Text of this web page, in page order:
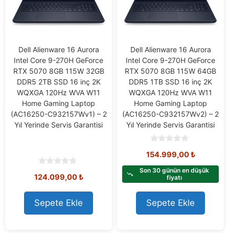
Dell Alienware 16 Aurora
Intel Core 9-270H GeForce
RTX 5070 8GB 115W 32GB
DDR5 2TB SSD 16 inç 2K
WQXGA 120Hz WVA W11
Home Gaming Laptop
(AC16250-C932157Wv1) – 2
Yıl Yerinde Servis Garantisi
o
t
o
f
5
124.099,00₺
Sepete Ekle
Dell Alienware 16 Aurora
Intel Core 9-270H GeForce
RTX 5070 8GB 115W 64GB
DDR5 1TB SSD 16 inç 2K
WQXGA 120Hz WVA W11
Home Gaming Laptop
(AC16250-C932157Wv2) – 2
Yıl Yerinde Servis Garantisi
o
t
f
5
154.999,00₺
Son 30 günün en düşük
fiyatı
Sepete Ekle